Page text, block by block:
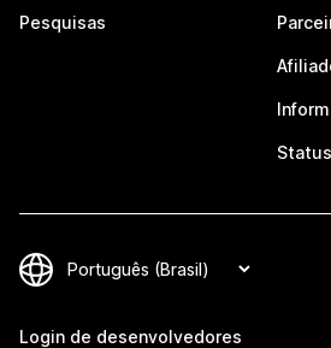
Pesquisas
Login de desenvolvedores